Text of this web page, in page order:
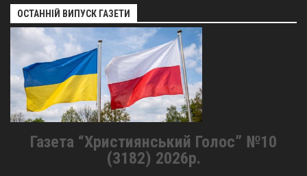
ОСТАННІЙ ВИПУСК ГАЗЕТИ
Газета “Християнський Голос” №10
(3182) 2026р.